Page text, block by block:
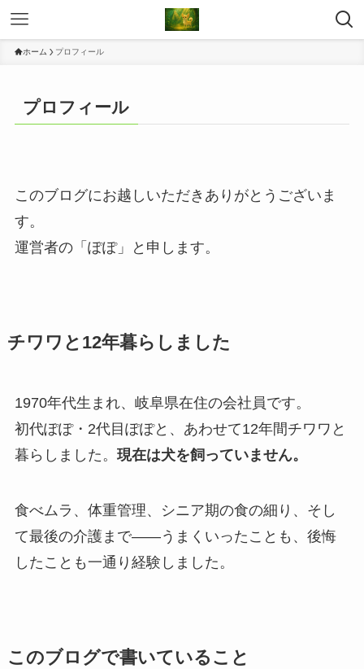
ホーム プロフィール
プロフィール
このブログにお越しいただきありがとうございま
す。
運営者の「ぽぽ」と申します。
チワワと12年暮らしました
1970年代生まれ、岐阜県在住の会社員です。
初代ぽぽ・2代目ぽぽと、あわせて12年間チワワと
暮らしました。 現在は犬を飼っていません。
食べムラ、体重管理、シニア期の食の細り、そし
て最後の介護まで——うまくいったことも、後悔
したことも一通り経験しました。
このブログで書いていること